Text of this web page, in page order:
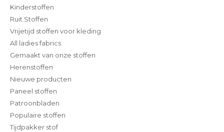
Kinderstoffen
Ruit Stoffen
Vrijetijd stoffen voor kleding
All ladies fabrics
Gemaakt van onze stoffen
Herenstoffen
Nieuwe producten
Paneel stoffen
Patroonbladen
Populaire stoffen
Tijdpakker stof